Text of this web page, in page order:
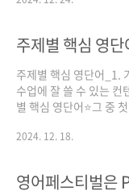
usp=sharing 주제별
버전은 더 이상 지원되
기d..
주제별 핵심 영
주제별 핵심 영단어_1.
수업에 잘 쓸 수 있는 컨
별 핵심 영단어⭐그 중
했어요. 학기말에 영어
https://
제별 핵심 영단어_1. 가
2024. 12. 18.
영어페스티벌은